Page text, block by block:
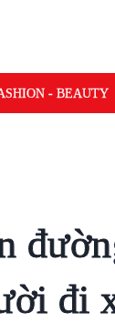
- BEAUTY
đi